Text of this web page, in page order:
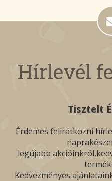
Hírlevél
Tisztelt
Érdemes feliratkozni
legújabb
Kedvezményes